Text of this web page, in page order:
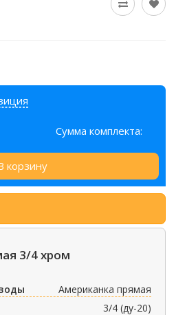
Сумма комплекта:
корзину
3/4 хром
Американка прямая
3/4 (ду-20)